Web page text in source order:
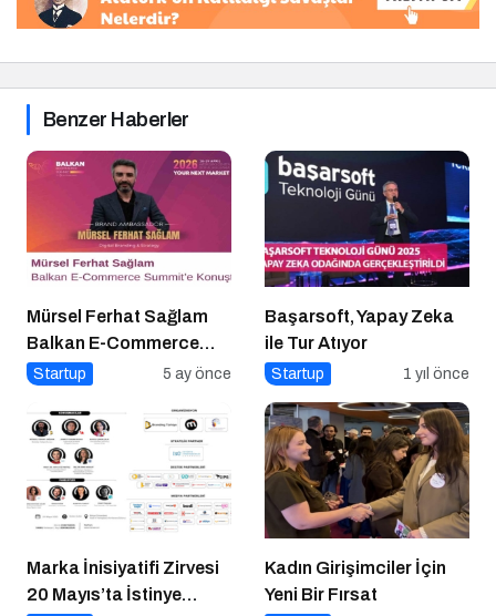
Benzer Haberler
Mürsel Ferhat Sağlam
Balkan E-Commerce
Summit’e Konuştu
Startup 5 ay önce
Başarsoft, Yapay Zeka
ile Tur Atıyor
Startup 1 yıl önce
Marka İnisiyatifi Zirvesi
20 Mayıs’ta İstinye
Kadın Girişimciler İçin
Yeni Bir Fırsat